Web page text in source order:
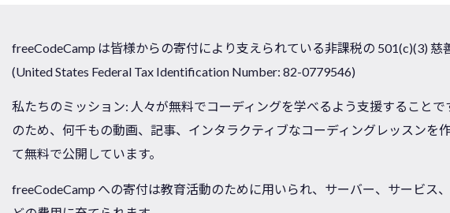
freeCodeCamp は皆様からの寄付により支えられている非課税の 501(c)(3) 慈
(United States Federal Tax Identification Number: 82-0779546)
私たちのミッション: 人々が無料でコーディングを学べるよう支援することで
のため、何千もの動画、記事、インタラクティブなコーディングレッスンを
て無料で公開しています。
freeCodeCamp への寄付は教育活動のために用いられ、サーバー、サービス